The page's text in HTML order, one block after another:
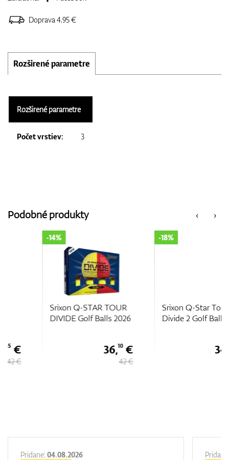
Doprava 4.95 €
Rozširené parametre
Rozširené parametre
Počet vrstiev: 3
‹
Podobné produkty ›
Srixon Q-STAR TOUR
DIVIDE Golf Balls 2026
Srixon Q-Star Tour
Divide 2 Golf Balls
Pridane: 04.08.2026